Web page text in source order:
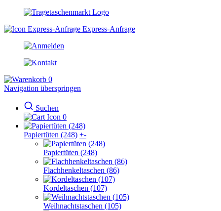
Express-Anfrage
0
Navigation überspringen
Suchen
0
Papiertüten (248) +-
Papiertüten (248)
Flachhenkeltaschen (86)
Kordeltaschen (107)
Weihnachtstaschen (105)